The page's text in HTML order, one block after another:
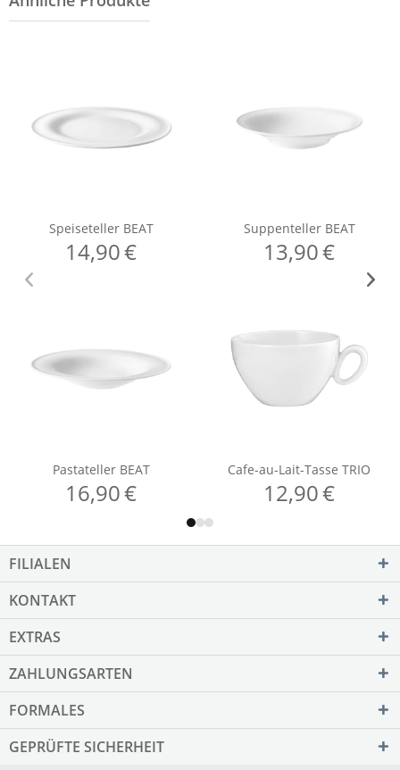
FILIALEN
KONTAKT
EXTRAS
ZAHLUNGSARTEN
FORMALES
GEPRÜFTE SICHERHEIT